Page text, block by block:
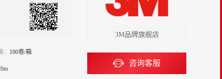
100卷/箱
3M品牌旗舰店
咨询客服